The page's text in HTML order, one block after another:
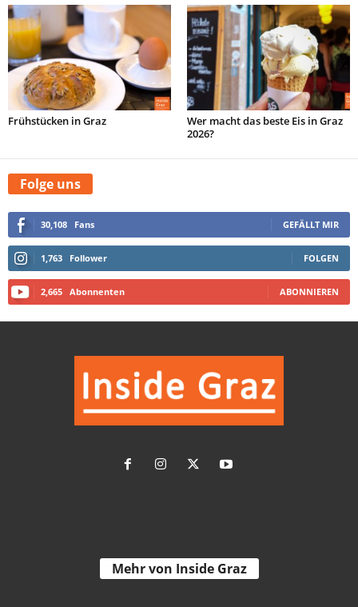
Frühstücken in Graz
Wer macht das beste Eis in Graz
2026?
Folge uns
30,108 Fans GEFÄLLT MIR
1,763 Follower FOLGEN
2,665 Abonnenten ABONNIEREN
Mehr von Inside Graz